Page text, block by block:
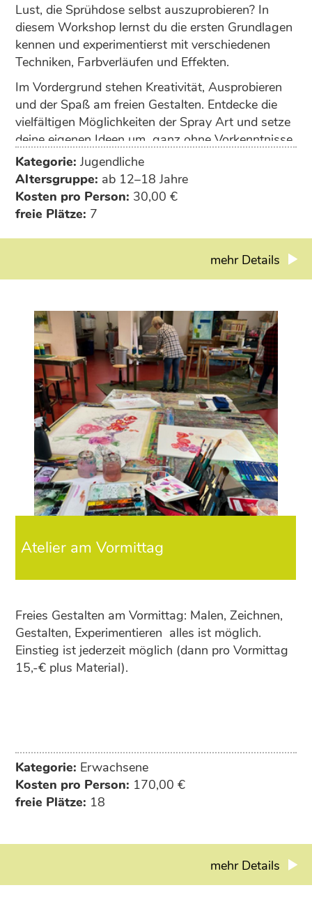
Lust, die Sprühdose selbst auszuprobieren? In
diesem Workshop lernst du die ersten Grundlagen
kennen und experimentierst mit verschiedenen
Techniken, Farbverläufen und Effekten.
Im Vordergrund stehen Kreativität, Ausprobieren
und der Spaß am freien Gestalten. Entdecke die
vielfältigen Möglichkeiten der Spray Art und setze
deine eigenen Ideen um ­ ganz ohne Vorkenntnisse.
Zieht bitte alte Kleidung und alte Schuhe an!
Kategorie: Jugendliche
Altersgruppe: ab 12–18 Jahre
Kosten pro Person: 30,00 €
freie Plätze: 7
mehr Details
Atelier am Vormittag
Freies Gestalten am Vormittag: Malen, Zeichnen,
Gestalten, Experimentieren ­ alles ist möglich.
Einstieg ist jederzeit möglich (dann pro Vormittag
15,-€ plus Material).
Kategorie: Erwachsene
Kosten pro Person: 170,00 €
freie Plätze: 18
mehr Details